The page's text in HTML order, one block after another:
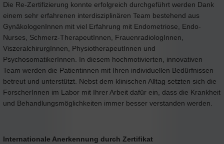
Die Re-Zertifizierung konnte erfolgreich durchgeführt werden Dank
einem sehr erfahrenen interdisziplinären Team bestehend aus
GynäkologenInnen mit viel Erfahrung mit Endometriose, Endo-
Nurses, Schmerz-TherapeutInnen, FrauenradiologInnen,
ViszeralchirurgInnen, PhysiotherapeutInnen und
PsychosomatikerInnen. In diesem hochmotivierten, innovativen
Team werden die Patientinnen mit Ihren individuellen Bedürfnissen
betreut und unterstützt. Nebst dem klinischen Alltag setzten sich die
ForscherInnen im Labor mit Ihrer Arbeit dafür ein, dass die Krankheit
und Behandlungsmöglichkeiten immer besser verstanden werden.
Internationale Anerkennung durch Zertifikat